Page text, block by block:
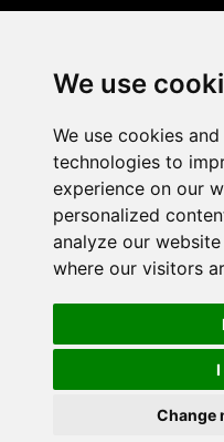
We use
We use cookies
technologies to
experience on our
personalized
analyze our
where our visitors
I
Change